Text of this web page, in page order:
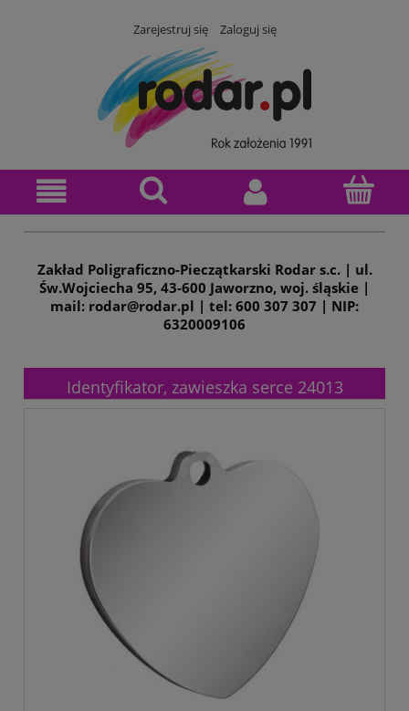
Zarejestruj się Zaloguj się
Zakład Poligraficzno-Pieczątkarski Rodar s.c. | ul.
Św.Wojciecha 95, 43-600 Jaworzno, woj. śląskie |
mail: rodar@rodar.pl | tel: 600 307 307 | NIP:
6320009106
Identyfikator, zawieszka serce 24013